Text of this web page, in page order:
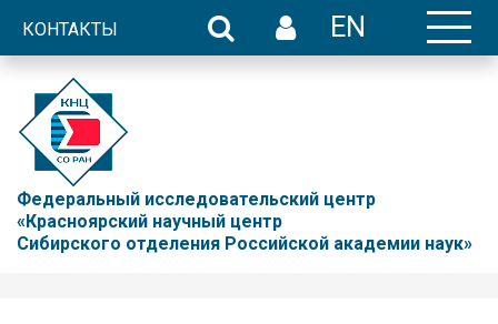
КОНТАКТЫ EN
Федеральный исследовательский центр
«Красноярский научный центр
Сибирского отделения Российской академии наук»